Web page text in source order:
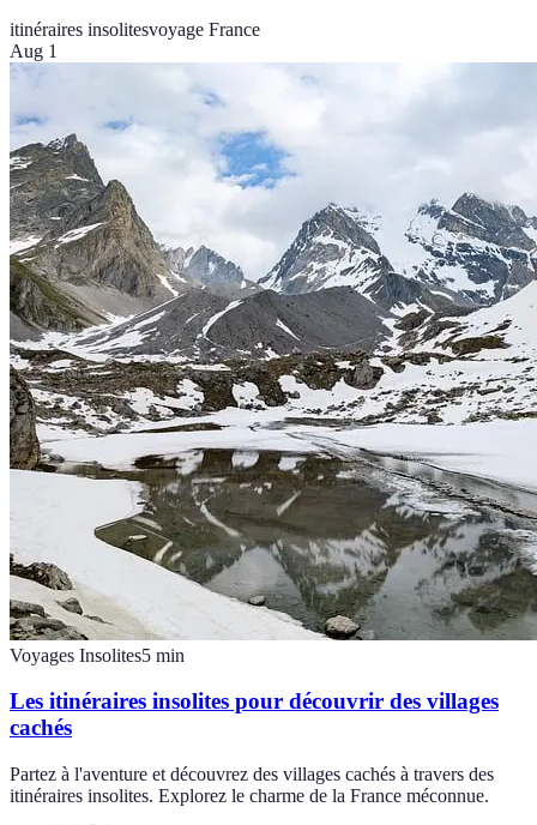
itinéraires insolitesvoyage France
Aug 1
Voyages Insolites5 min
Les itinéraires insolites pour découvrir des villages
cachés
Partez à l'aventure et découvrez des villages cachés à travers des
itinéraires insolites. Explorez le charme de la France méconnue.